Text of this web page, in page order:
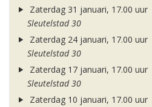
Zaterdag 31 januari, 17.00 uur
Sleutelstad 30
Zaterdag 24 januari, 17.00 uur
Sleutelstad 30
Zaterdag 17 januari, 17.00 uur
Sleutelstad 30
Zaterdag 10 januari, 17.00 uur